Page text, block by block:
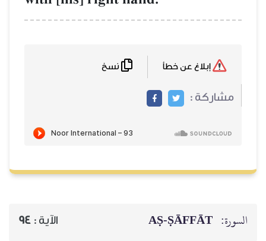
مشاركة :
السورة: AṢ-ṢĀFFĀT الآية : 94